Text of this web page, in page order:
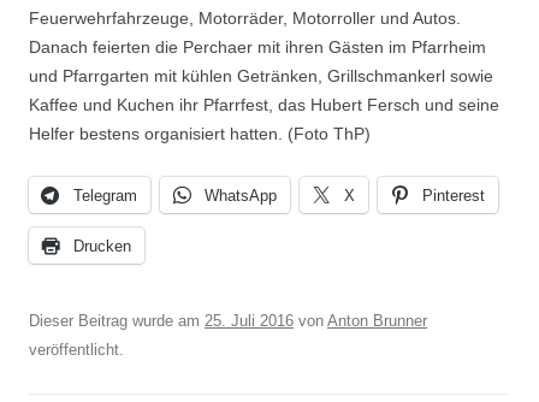
Feuerwehrfahrzeuge, Motorräder, Motorroller und Autos.
Danach feierten die Perchaer mit ihren Gästen im Pfarrheim
und Pfarrgarten mit kühlen Getränken, Grillschmankerl sowie
Kaffee und Kuchen ihr Pfarrfest, das Hubert Fersch und seine
Helfer bestens organisiert hatten. (Foto ThP)
Telegram WhatsApp X Pinterest
Drucken
Dieser Beitrag wurde am 25. Juli 2016 von Anton Brunner
veröffentlicht.